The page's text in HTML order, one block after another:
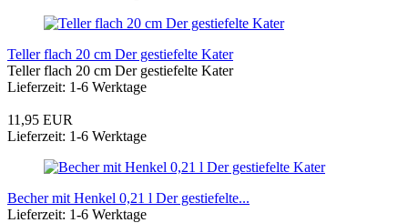
Teller flach 20 cm Der gestiefelte Kater
Teller flach 20 cm Der gestiefelte Kater
Lieferzeit: 1-6 Werktage
11,95 EUR
Lieferzeit: 1-6 Werktage
Becher mit Henkel 0,21 l Der gestiefelte...
Lieferzeit: 1-6 Werktage